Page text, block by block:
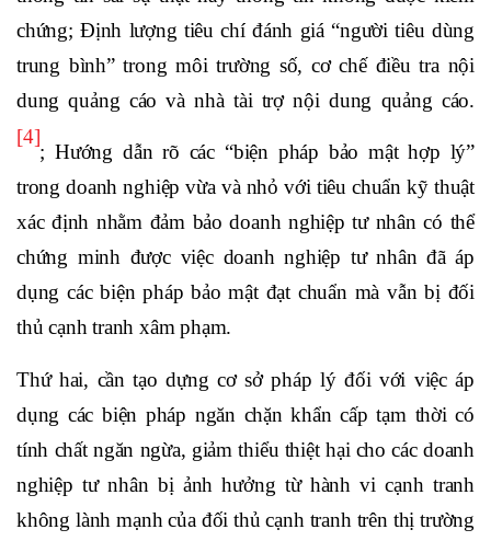
chứng; Định lượng tiêu chí đánh giá “người tiêu dùng
trung bình” trong môi trường số, cơ chế điều tra nội
dung quảng cáo và nhà tài trợ nội dung quảng cáo.
[4]
;Hướng dẫn rõ các “biện pháp bảo mật hợp lý”
trong doanh nghiệp vừa và nhỏ với tiêu chuẩn kỹ thuật
xác định nhằm đảm bảo doanh nghiệp tư nhân có thể
chứng minh được việc doanh nghiệp tư nhân đã áp
dụng các biện pháp bảo mật đạt chuẩn mà vẫn bị đối
thủ cạnh tranh xâm phạm.
Thứ hai, cần tạo dựng cơ sở pháp lý đối với việc áp
dụng các biện pháp ngăn chặn khẩn cấp tạm thời có
tính chất ngăn ngừa, giảm thiểu thiệt hại cho các doanh
nghiệp tư nhân bị ảnh hưởng từ hành vi cạnh tranh
không lành mạnh của đối thủ cạnh tranh trên thị trường